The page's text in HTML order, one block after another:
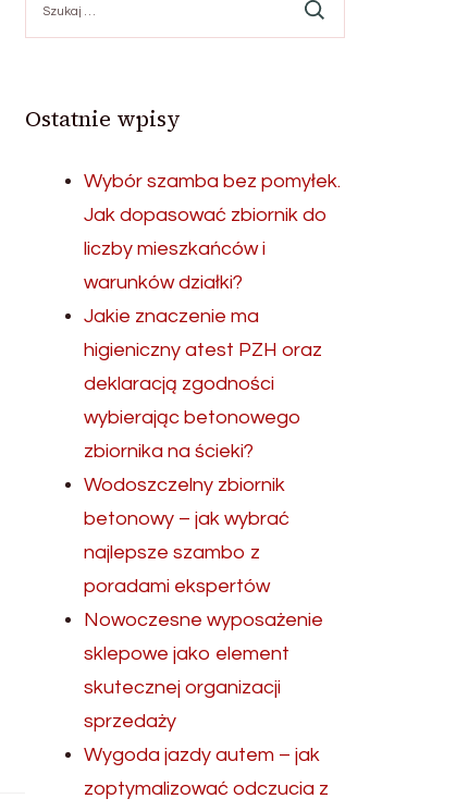
Ostatnie wpisy
Wybór szamba bez pomyłek.
Jak dopasować zbiornik do
liczby mieszkańców i
warunków działki?
Jakie znaczenie ma
higieniczny atest PZH oraz
deklaracją zgodności
wybierając betonowego
zbiornika na ścieki?
Wodoszczelny zbiornik
betonowy – jak wybrać
najlepsze szambo z
poradami ekspertów
Nowoczesne wyposażenie
sklepowe jako element
skutecznej organizacji
sprzedaży
Wygoda jazdy autem – jak
zoptymalizować odczucia z